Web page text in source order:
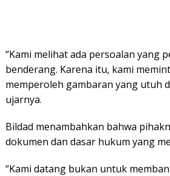
“Kami melihat ada persoalan yang
benderang. Karena itu, kami
memperoleh gambaran yang utuh
ujarnya.
Bildad menambahkan bahwa
dokumen dan dasar hukum yang
“Kami datang bukan untuk